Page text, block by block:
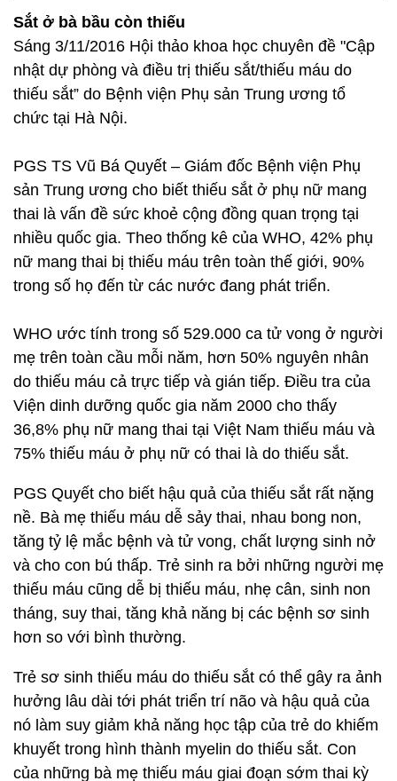
Sắt ở bà bầu còn thiếu
Sáng 3/11/2016 Hội thảo khoa học chuyên đề "Cập
nhật dự phòng và điều trị thiếu sắt/thiếu máu do
thiếu sắt” do Bệnh viện Phụ sản Trung ương tổ
chức tại Hà Nội.
PGS TS Vũ Bá Quyết – Giám đốc Bệnh viện Phụ
sản Trung ương cho biết thiếu sắt ở phụ nữ mang
thai là vấn đề sức khoẻ cộng đồng quan trọng tại
nhiều quốc gia. Theo thống kê của WHO, 42% phụ
nữ mang thai bị thiếu máu trên toàn thế giới, 90%
trong số họ đến từ các nước đang phát triển.
WHO ước tính trong số 529.000 ca tử vong ở người
mẹ trên toàn cầu mỗi năm, hơn 50% nguyên nhân
do thiếu máu cả trực tiếp và gián tiếp. Điều tra của
Viện dinh dưỡng quốc gia năm 2000 cho thấy
36,8% phụ nữ mang thai tại Việt Nam thiếu máu và
75% thiếu máu ở phụ nữ có thai là do thiếu sắt.
PGS Quyết cho biết hậu quả của thiếu sắt rất nặng
nề. Bà mẹ thiếu máu dễ sảy thai, nhau bong non,
tăng tỷ lệ mắc bệnh và tử vong, chất lượng sinh nở
và cho con bú thấp. Trẻ sinh ra bởi những người mẹ
thiếu máu cũng dễ bị thiếu máu, nhẹ cân, sinh non
tháng, suy thai, tăng khả năng bị các bệnh sơ sinh
hơn so với bình thường.
Trẻ sơ sinh thiếu máu do thiếu sắt có thể gây ra ảnh
hưởng lâu dài tới phát triển trí não và hậu quả của
nó làm suy giảm khả năng học tập của trẻ do khiếm
khuyết trong hình thành myelin do thiếu sắt. Con
của những bà mẹ thiếu máu giai đoạn sớm thai kỳ